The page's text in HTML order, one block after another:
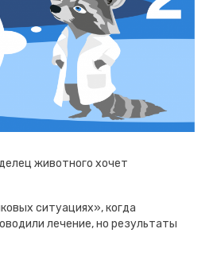
животного хочет
ситуациях», когда
лечение, но результаты